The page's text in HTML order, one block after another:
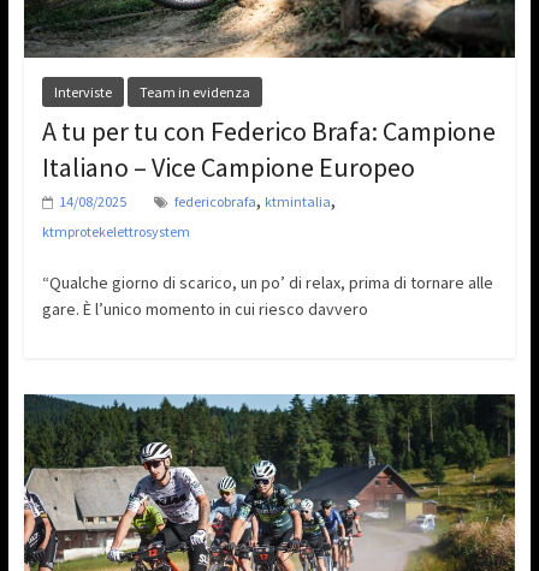
Interviste Team in evidenza
A tu per tu con Federico Brafa: Campione
Italiano – Vice Campione Europeo
14/08/2025 federicobrafa, ktmintalia,
ktmprotekelettrosystem
“Qualche giorno di scarico, un po’ di relax, prima di tornare alle
gare. È l’unico momento in cui riesco davvero